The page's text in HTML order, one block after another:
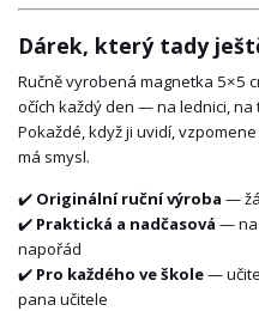
Dárek, který tady
Ručně vyrobená magnetka 5×5
očích každý den — na lednici,
Pokaždé, když ji uvidí,
má smysl.
✔️ Originální ruční výroba —
✔️ Praktická a nadčasová — na
napořád
✔️ Pro každého ve škole—
pana učitele